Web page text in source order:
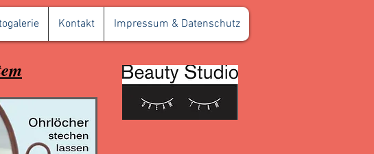
Kontakt Impressum & Datenschutz